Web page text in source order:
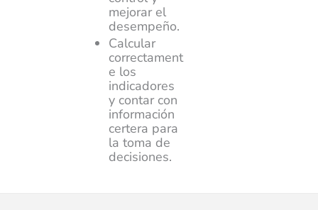
mejorar el
desempeño.
Calcular
correctament
e los
indicadores
y contar con
información
certera para
la toma de
decisiones.